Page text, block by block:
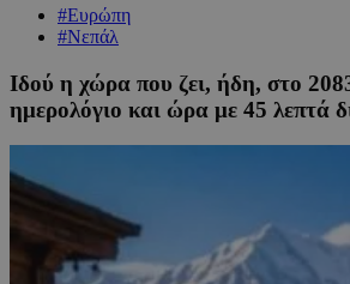
#Ευρώπη
#Νεπάλ
Ιδού η χώρα που ζει, ήδη, στο
ημερολόγιο και ώρα με 45 λεπτά